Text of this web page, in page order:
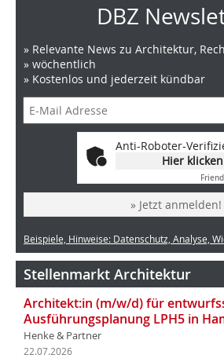
DBZ
» Relevante News zu Architektur,
» wöchentlich
» Kostenlos und jederzeit kündbar
Anti-Roboter-
Hier klicken
» Jetzt anmelden!
Beispiele, Hinweise: Datenschutz, Analyse,
Stellenmarkt Architektur
Architekt:in (m/w/d) für
Ausführungsplanung LPH5 in
Henke & Partner
22.07.2026